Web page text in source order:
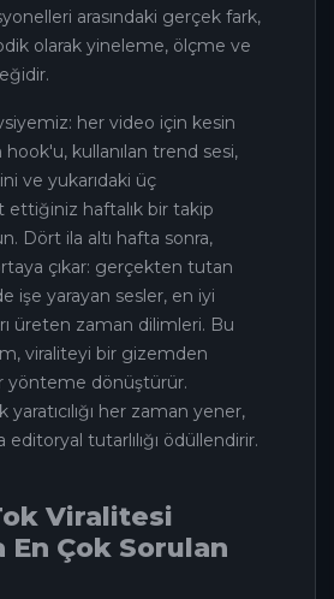
arasındaki gerçek fark,
olarak yineleme, ölçme ve
her video için kesin
hook'u, kullanılan trend sesi,
ve yukarıdaki üç
haftalık bir takip
Dört ila altı hafta sonra,
çıkar: gerçekten tutan
işe yarayan sesler, en iyi
üreten zaman dilimleri. Bu
viraliteyi bir gizemden
yönteme dönüştürür.
her zaman yener,
tutarlılığı ödüllendirir.
Viralitesi
En Çok Sorulan